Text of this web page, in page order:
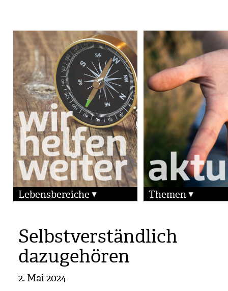
Lebensbereiche Themen
Selbstverständlich
dazugehören
2. Mai 2024